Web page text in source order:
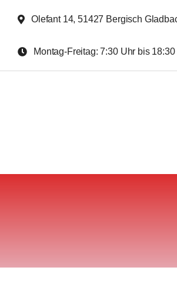
Inhalt
Olefant 14, 51427 Bergisch
Montag-Freitag: 7:30 Uhr bis